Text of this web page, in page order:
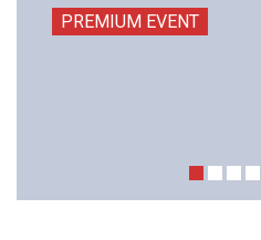
PREMIUM EVENT